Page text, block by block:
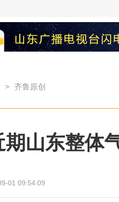
> 齐鲁原创
期山东整体
01 09:54:09